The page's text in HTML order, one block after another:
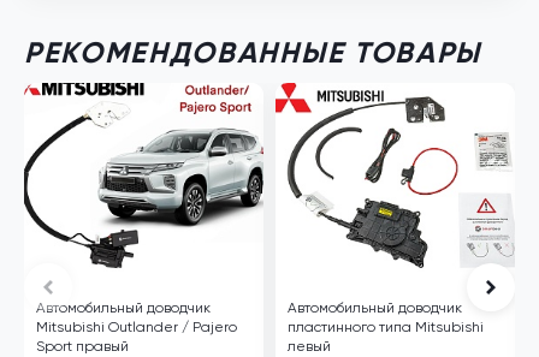
РЕКОМЕНДОВАННЫЕ ТОВАРЫ
Автомобильный доводчик
Mitsubishi Outlander / Pajero
Sport правый
Автомобильный доводчик
пластинного типа Mitsubishi
левый